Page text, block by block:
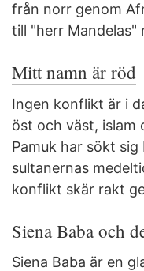
från norr genom
till "herr Mandelas"
Mitt namn är röd
Ingen konflikt är i
öst och väst, islam
Pamuk har sökt
sultanernas
konflikt skär rakt
Siena Baba och
Siena Baba är en